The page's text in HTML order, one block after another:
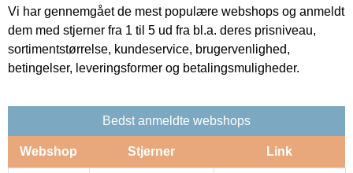
Vi har gennemgået de mest populære webshops og anmeldt
dem med stjerner fra 1 til 5 ud fra bl.a. deres prisniveau,
sortimentstørrelse, kundeservice, brugervenlighed,
betingelser, leveringsformer og betalingsmuligheder.
Bedst anmeldte webshops
Webshop Stjerner Link